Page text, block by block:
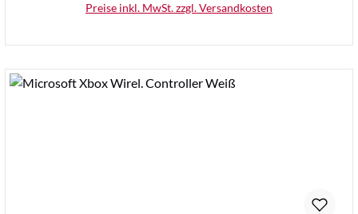
Preise inkl. MwSt. zzgl. Versandkosten